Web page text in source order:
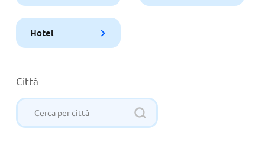
Hotel
Città